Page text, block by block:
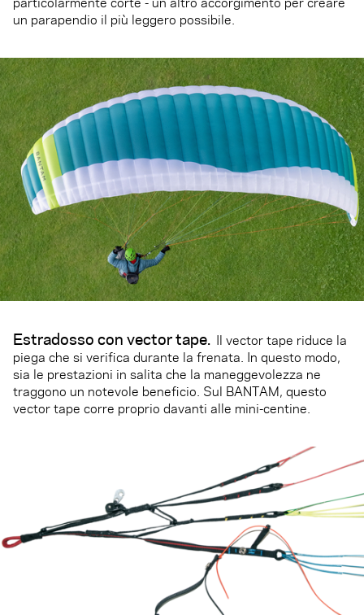
un parapendio il più leggero possibile.
Estradosso con vector tape. Il vector tape riduce la
piega che si verifica durante la frenata. In questo modo,
sia le prestazioni in salita che la maneggevolezza ne
traggono un notevole beneficio. Sul BANTAM, questo
vector tape corre proprio davanti alle mini-centine.